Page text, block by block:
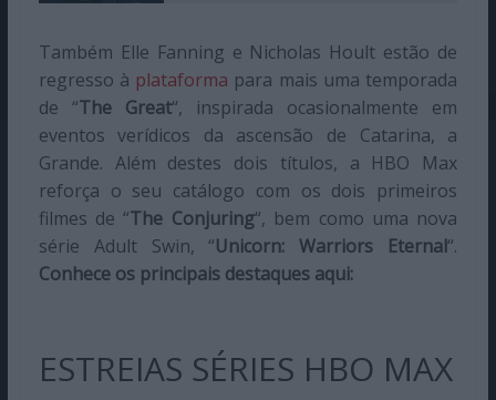
Também Elle Fanning e Nicholas Hoult estão de
regresso à plataforma para mais uma temporada
de “The Great“, inspirada ocasionalmente em
eventos verídicos da ascensão de Catarina, a
Grande. Além destes dois títulos, a HBO Max
reforça o seu catálogo com os dois primeiros
filmes de “The Conjuring“, bem como uma nova
série Adult Swin, “Unicorn: Warriors Eternal“.
Conhece os principais destaques aqui:
ESTREIAS SÉRIES HBO MAX